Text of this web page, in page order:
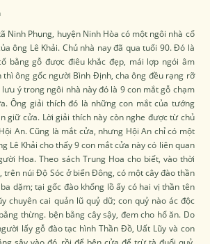
Ninh Phụng, huyện Ninh Hòa có một ngôi nhà cổ
ông Lê Khải. Chủ nhà nay đã qua tuổi 90. Đó là
bằng gỗ được điêu khắc đẹp, mái lợp ngói âm
thì ông gốc người Bình Định, cha ông đều rạng rỡ
ý trong ngôi nhà này đó là 9 con mắt gỗ chạm
Ông giải thích đó là những con mắt của tướng
giữ cửa. Lời giải thích này còn nghe được từ chủ
An. Cũng là mắt cửa, nhưng Hội An chỉ có một
Lê Khải cho thấy 9 con mắt cửa này có liên quan
Hoa. Theo sách Trung Hoa cho biết, vào thời
trên núi Độ Sóc ở biển Đông, có một cây đào thần
dặm; tại gốc đào khổng lồ ấy có hai vị thần tên
chuyên cai quản lũ quỷ dữ; con quỷ nào ác độc
thừng. bện bằng cây sậy, đem cho hổ ăn. Do
lấy gỗ đào tạc hình Thần Đồ, Uất Lũy và con